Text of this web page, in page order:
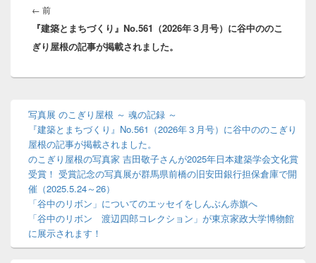
稿
ナ
ビ
ゲ
ン
← 前前
の
投
『建築とまちづくり』No.561（2026年３月号）に谷中ののこ
ぎり屋根の記事が掲載されました。
ェ
写真展 のこぎり屋根 ～ 魂の記録 ～
『建築とまちづくり』No.561（2026年３月号）に谷中ののこぎり
屋根の記事が掲載されました。
のこぎり屋根の写真家 吉田敬子さんが2025年日本建築学会文化賞
受賞！ 受賞記念の写真展が群馬県前橋の旧安田銀行担保倉庫で開
催（2025.5.24～26）
「谷中のリボン」についてのエッセイをしんぶん赤旗へ
「谷中のリボン 渡辺四郎コレクション」が東京家政大学博物館
に展示されます！